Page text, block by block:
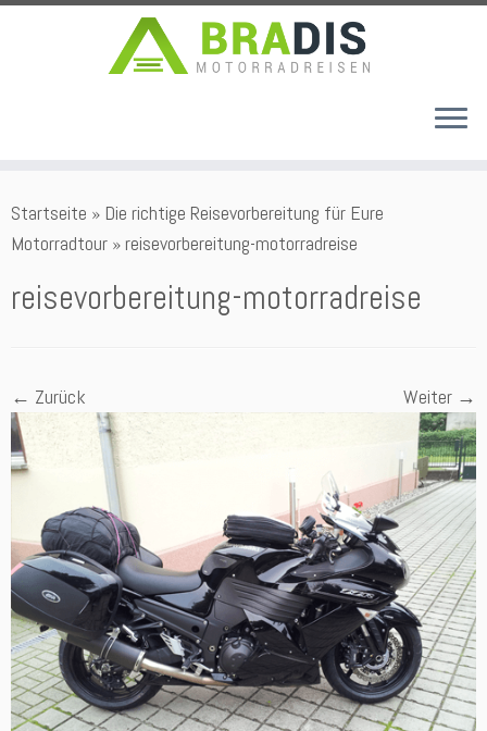
Inhalt
springen
Startseite » Die richtige Reisevorbereitung für Eure
Motorradtour » reisevorbereitung-motorradreise
reisevorbereitung-motorradreise
← Zurück Weiter →